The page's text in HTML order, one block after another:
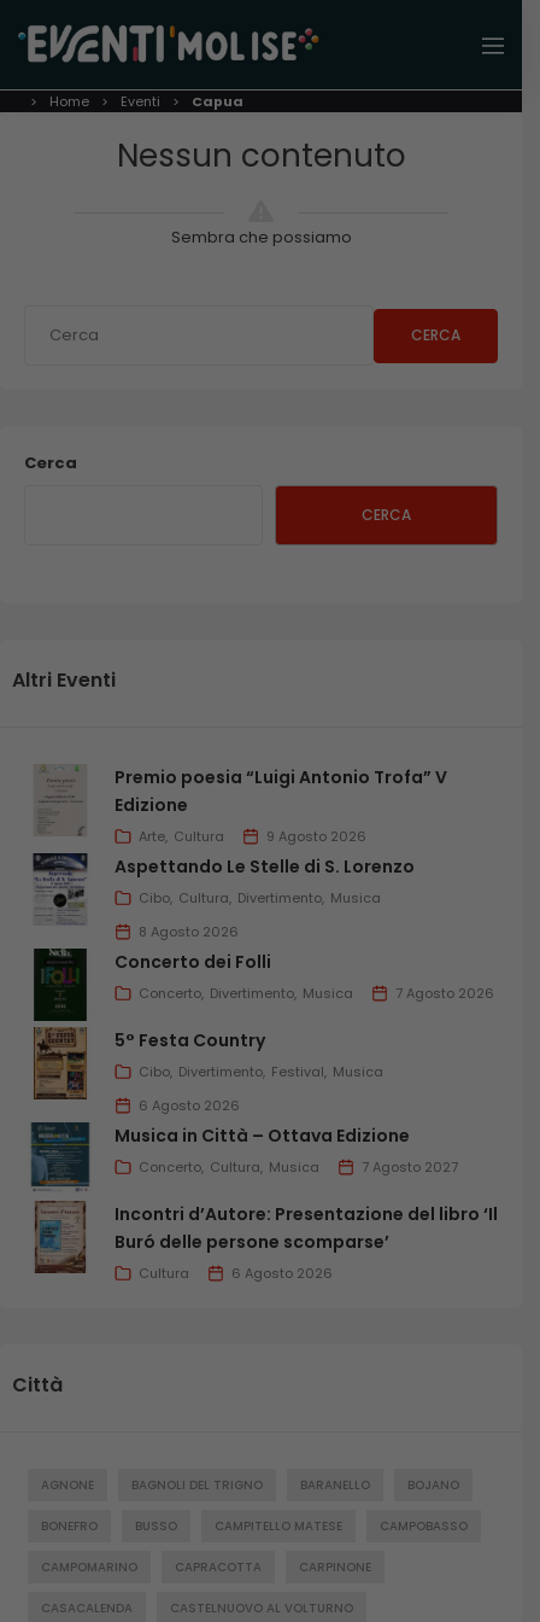
Home Eventi Capua
Nessun contenuto
Sembra che possiamo
CERCA
Cerca
CERCA
Altri Eventi
Premio poesia “Luigi Antonio Trofa” V
Edizione
Arte Cultura 9 Agosto 2026
Aspettando Le Stelle di S. Lorenzo
Cibo Cultura Divertimento Musica
8 Agosto 2026
Concerto dei Folli
Concerto Divertimento Musica 7 Agosto 2026
5° Festa Country
Cibo Divertimento Festival Musica
6 Agosto 2026
Musica in Città – Ottava Edizione
Concerto Cultura Musica 7 Agosto 2027
Incontri d’Autore: Presentazione del libro ‘Il
Buró delle persone scomparse’
Cultura 6 Agosto 2026
Città
AGNONE BAGNOLI DEL TRIGNO BARANELLO BOJANO
BONEFRO BUSSO CAMPITELLO MATESE CAMPOBASSO
CAMPOMARINO CAPRACOTTA CARPINONE
CASACALENDA CASTELNUOVO AL VOLTURNO